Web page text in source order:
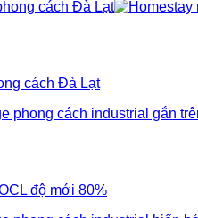
cách Đà Lạt
độ mới 80%